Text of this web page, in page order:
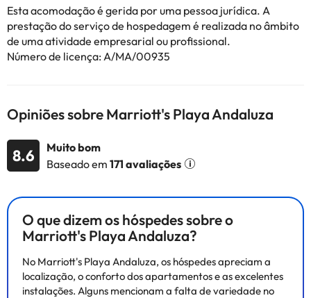
Estes apartamentos de férias em Málaga e exclusivos na Costa
del Sol oferecem vistas sobre o mar ou os jardins meticulosos do
resort. Desfrute de uma experiência gastronômica incomparável
no Solara Restaurant & Bar, que oferece uma vista
deslumbrante do Mar Mediterrâneo. Descubra uma variedade
piscinas relaxantes, campos de golfe nas proximidades e muito
mais, a partir do conforto e privacidade das acomodações de
luxo do Marriott Marriott Praia de Andaluza.
Alguns dos serviços indicados podem ter custos adicionais. Pode
Todas as informações desta página estão sujeitas a alterações
por parte do alojamento. Se tiver alguma dúvida, contacte-nos.
Esta acomodação é gerida por uma pessoa jurídica. A
prestação do serviço de hospedagem é realizada no âmbito
de uma atividade empresarial ou profissional.
Número de licença: A/MA/00935
Opiniões sobre Marriott's Playa Andaluza
8.6
Muito bom
Baseado em 171 avaliações
O que dizem os hóspedes sobre o
Marriott's Playa Andaluza?
No Marriott's Playa Andaluza, os hóspedes apreciam a
localização, o conforto dos apartamentos e as excelentes
instalações. Alguns mencionam a falta de variedade no